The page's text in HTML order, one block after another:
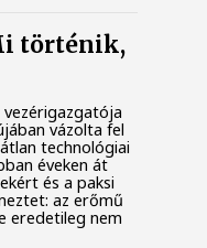
történik,
vázolta fel
technológiai
éveken át
és a paksi
az erőmű
eredetileg nem